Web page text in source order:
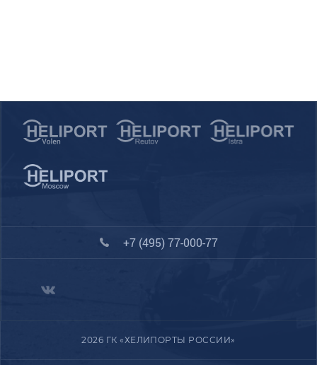
+7 (495) 77-000-77
2026 ГК «ХЕЛИПОРТЫ РОССИИ»